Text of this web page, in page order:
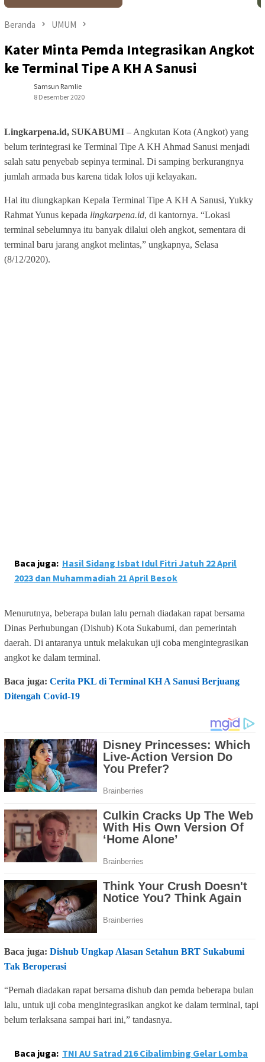
Beranda UMUM
Kater Minta Pemda Integrasikan Angkot
ke Terminal Tipe A KH A Sanusi
Samsun Ramlie
8 Desember 2020
Lingkarpena.id, SUKABUMI – Angkutan Kota (Angkot) yang
belum terintegrasi ke Terminal Tipe A KH Ahmad Sanusi menjadi
salah satu penyebab sepinya terminal. Di samping berkurangnya
jumlah armada bus karena tidak lolos uji kelayakan.
Hal itu diungkapkan Kepala Terminal Tipe A KH A Sanusi, Yukky
Rahmat Yunus kepada lingkarpena.id, di kantornya. “Lokasi
terminal sebelumnya itu banyak dilalui oleh angkot, sementara di
terminal baru jarang angkot melintas,” ungkapnya, Selasa
(8/12/2020).
Baca juga: Hasil Sidang Isbat Idul Fitri Jatuh 22 April
2023 dan Muhammadiah 21 April Besok
Menurutnya, beberapa bulan lalu pernah diadakan rapat bersama
Dinas Perhubungan (Dishub) Kota Sukabumi, dan pemerintah
daerah. Di antaranya untuk melakukan uji coba mengintegrasikan
angkot ke dalam terminal.
Baca juga: Cerita PKL di Terminal KH A Sanusi Berjuang
Ditengah Covid-19
Baca juga: Dishub Ungkap Alasan Setahun BRT Sukabumi
Tak Beroperasi
“Pernah diadakan rapat bersama dishub dan pemda beberapa bulan
lalu, untuk uji coba mengintegrasikan angkot ke dalam terminal, tapi
belum terlaksana sampai hari ini,” tandasnya.
Baca juga: TNI AU Satrad 216 Cibalimbing Gelar Lomba